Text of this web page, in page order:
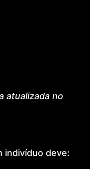
atualizada no
indivíduo deve: